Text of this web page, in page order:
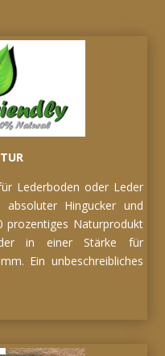
Lederboden oder Leder
Hingucker und
prozentiges Naturprodukt
in einer Stärke für
Ein unbeschreibliches